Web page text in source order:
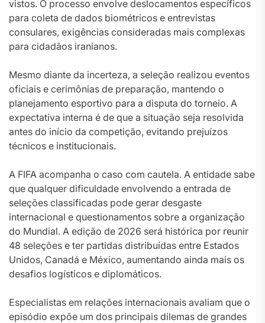
vistos. O processo envolve deslocamentos específicos
para coleta de dados biométricos e entrevistas
consulares, exigências consideradas mais complexas
para cidadãos iranianos.
Mesmo diante da incerteza, a seleção realizou eventos
oficiais e cerimônias de preparação, mantendo o
planejamento esportivo para a disputa do torneio. A
expectativa interna é de que a situação seja resolvida
antes do início da competição, evitando prejuízos
técnicos e institucionais.
A FIFA acompanha o caso com cautela. A entidade sabe
que qualquer dificuldade envolvendo a entrada de
seleções classificadas pode gerar desgaste
internacional e questionamentos sobre a organização
do Mundial. A edição de 2026 será histórica por reunir
48 seleções e ter partidas distribuídas entre Estados
Unidos, Canadá e México, aumentando ainda mais os
desafios logísticos e diplomáticos.
Especialistas em relações internacionais avaliam que o
episódio expõe um dos principais dilemas de grandes